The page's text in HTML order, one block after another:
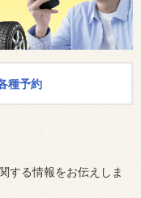
種予約
する情報をお伝えしま